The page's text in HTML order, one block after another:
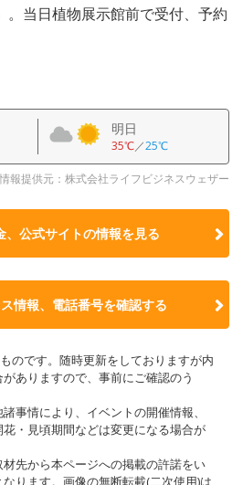
。当日植物展示館前で受付、予約
明日
35℃／25℃
報提供元：株式会社ライフビジネスウェザー
、公式サイトの情報を見る
情報、電話番号を確認する
のです。随時更新をしておりますが内
ありますので、事前にご確認のう
事情により、イベントの開催情報、
・見頃期間などは変更になる場合が
先から本ページへの掲載の許諾をい
ります。画像の無断転載(二次使用)は